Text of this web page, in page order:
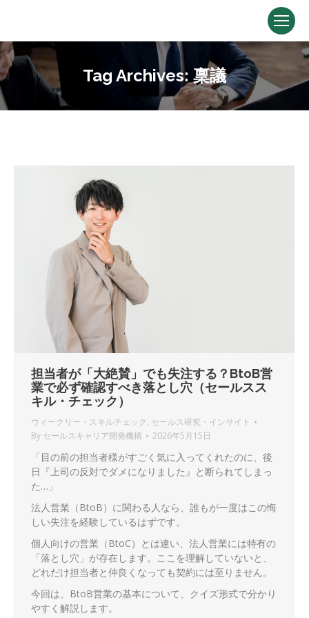
Tag Archives: 稟議
You are here:
担当者が「大絶賛」でも失注する？BtoB営
業で必ず確認すべき落とし穴（セールスス
キル・チェック）
ウィークリー・スキルチェック, セールス研究・インサイト
By セールスキャリア開発機構 2026年5月15日
「目の前の担当者様がすごく気に入ってくれたのに、後
日『上司の反対でダメになりました』と断られてしまっ
た…」
法人営業（BtoB）に関わる人なら、誰もが一度はこの悔
しい失注を経験しているはずです。
個人向けの営業（BtoC）とは違い、法人営業には特有の
「落とし穴」が存在します。ここを理解していないと、
どれだけ担当者と仲良くなっても契約には至りません。
今回は、BtoB営業の基本について、クイズ形式で分かり
やすく解説します。